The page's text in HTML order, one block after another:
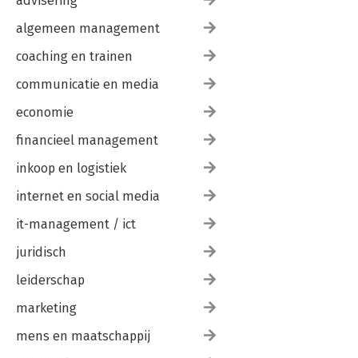
rechter
Cyril van der Net
Constant van Nispen
De techniekrestrictie in het modellenrecht en de relevantie
van alternatieven
Bas Pinckaers
Antoon Quaedvlieg
NMa/ Auteurs: auteurs en mededinging
Marijke Reinsma
Verwarring of associatie: het spoor bijster
Jacqueline Schaap
algemeen management
coaching en trainen
communicatie en media
economie
financieel management
inkoop en logistiek
internet en social media
it-management / ict
juridisch
leiderschap
marketing
mens en maatschappij